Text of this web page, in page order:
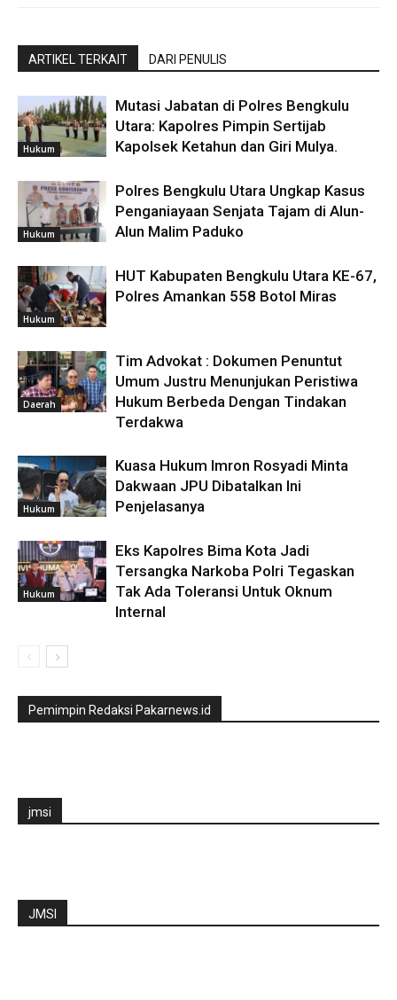
ARTIKEL TERKAIT DARI PENULIS
Hukum
Mutasi Jabatan di Polres Bengkulu
Utara: Kapolres Pimpin Sertijab
Kapolsek Ketahun dan Giri Mulya.
Hukum
Polres Bengkulu Utara Ungkap Kasus
Penganiayaan Senjata Tajam di Alun-
Alun Malim Paduko
Hukum
HUT Kabupaten Bengkulu Utara KE-67,
Polres Amankan 558 Botol Miras
Daerah
Tim Advokat : Dokumen Penuntut
Umum Justru Menunjukan Peristiwa
Hukum Berbeda Dengan Tindakan
Terdakwa
Hukum
Kuasa Hukum Imron Rosyadi Minta
Dakwaan JPU Dibatalkan Ini
Penjelasanya
Hukum
Eks Kapolres Bima Kota Jadi
Tersangka Narkoba Polri Tegaskan
Tak Ada Toleransi Untuk Oknum
Internal
Pemimpin Redaksi Pakarnews.id
jmsi
JMSI